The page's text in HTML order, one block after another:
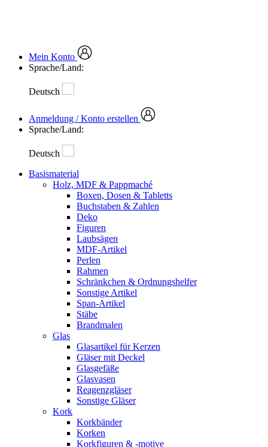
Mein Konto
Sprache/Land:
Deutsch
Anmeldung / Konto erstellen
Sprache/Land:
Deutsch
Basismaterial
Holz, MDF & Pappmaché
Boxen, Dosen & Tabletts
Buchstaben & Zahlen
Deko
Figuren
Laubsägen
MDF-Artikel
Perlen
Rahmen
Schränkchen & Ordnungshelfer
Sonstige Artikel
Span-Artikel
Stäbe
Brandmalen
Glas
Glasartikel für Kerzen
Gläser mit Deckel
Glasgefäße
Glasvasen
Reagenzgläser
Sonstige Gläser
Kork
Korkbänder
Korken
Korkfiguren & -motive